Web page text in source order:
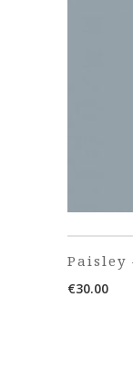
Paisley
€30.00